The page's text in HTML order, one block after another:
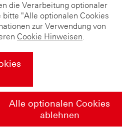
die Verarbeitung optionaler
bitte "Alle optionalen Cookies
zur Verwendung von
Cookie Hinweisen.
Alle optionalen Cookies
ablehnen